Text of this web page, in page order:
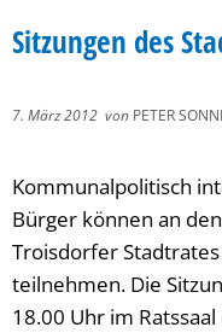
Sitzungen des
7. März 2012 von PETER
Kommunalpolitisch
Bürger können an
Troisdorfer
teilnehmen. Die
18.00 Uhr im